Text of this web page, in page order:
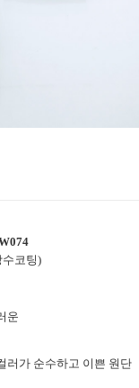
수코팅)
운
러가 순수하고 이쁜 원단